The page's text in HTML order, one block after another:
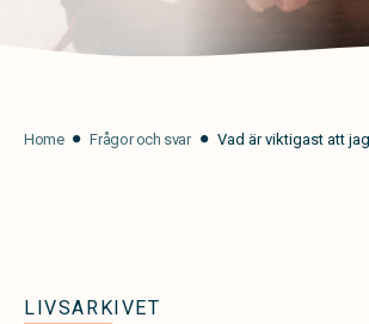
Home Frågor och svar Vad är viktigast att
LIVSARKIVET